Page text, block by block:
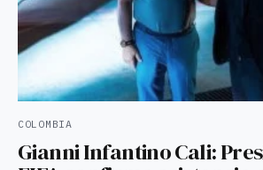
COLOMBIA
Gianni Infantino Cali: